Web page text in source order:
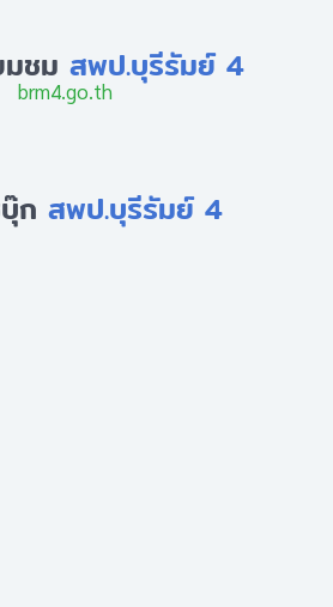
ชม สพป.บุรีรัมย์ 4
brm4.go.th
ก สพป.บุรีรัมย์ 4